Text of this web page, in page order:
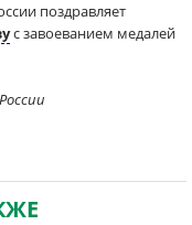
поздравляет
с завоеванием медалей